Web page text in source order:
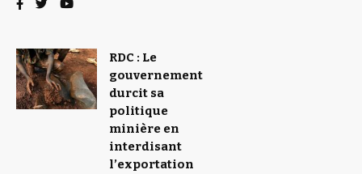
RDC : Le
gouvernement
durcit sa
politique
minière en
interdisant
l’exportation